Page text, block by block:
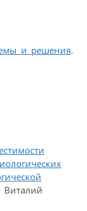
и решения.
Виталий